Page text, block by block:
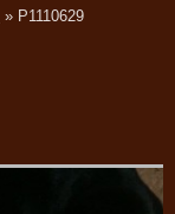
» P1110629